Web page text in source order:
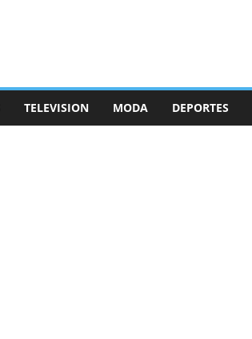
TELEVISION MODA DEPORTES